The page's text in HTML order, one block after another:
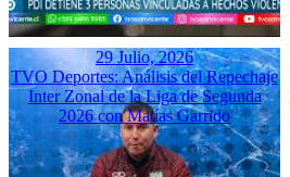
29 Julio, 2026
TVO Deportes: Análisis del Repechaje
Inter Zonal de la Liga de Segunda
2026 con Matías Garrido